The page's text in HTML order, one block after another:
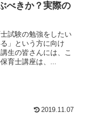
べきか？実際の
試験の勉強をしたい
」という方に向け
生の皆さんには、こ
育士講座は、...
2019.11.07